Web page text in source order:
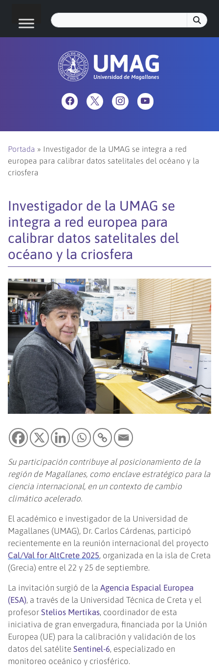
Portada » Investigador de la UMAG se integra a red
europea para calibrar datos satelitales del océano y la
criosfera
Investigador de la UMAG se
integra a red europea para
calibrar datos satelitales del
océano y la criosfera
Su participación contribuye al posicionamiento de la
región de Magallanes, como enclave estratégico para la
ciencia internacional, en un contexto de cambio
climático acelerado.
El académico e investigador de la Universidad de
Magallanes (UMAG), Dr. Carlos Cárdenas, participó
recientemente en la reunión internacional del proyecto
Cal/Val for AltCrete 2025, organizada en la isla de Creta
(Grecia) entre el 22 y 25 de septiembre.
La invitación surgió de laAgencia Espacial Europea
(ESA), a través de la Universidad Técnica de Creta y el
profesorStelios Mertikas, coordinador de esta
iniciativa de gran envergadura, financiada por la Unión
Europea (UE) para la calibración y validación de los
datos del satéliteSentinel-6, especializado en
monitoreo oceánico y criosférico.